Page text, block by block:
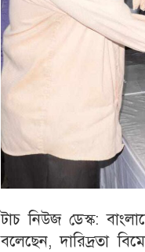
টাচ নিউজ ডেস্ক:
বলেছেন, দারিদ্রতা